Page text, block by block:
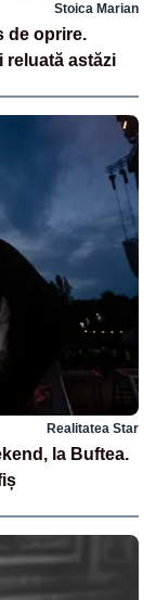
Stoica Marian
de oprire.
reluată astăzi
Realitatea Star
la Buftea.